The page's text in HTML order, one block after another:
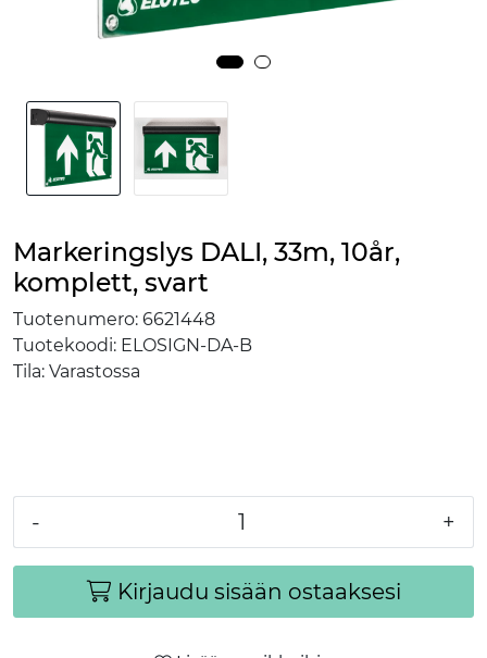
Markeringslys DALI, 33m, 10år,
komplett, svart
Tuotenumero: 6621448
Tuotekoodi: ELOSIGN-DA-B
Tila: Varastossa
- +
Kirjaudu sisään ostaaksesi